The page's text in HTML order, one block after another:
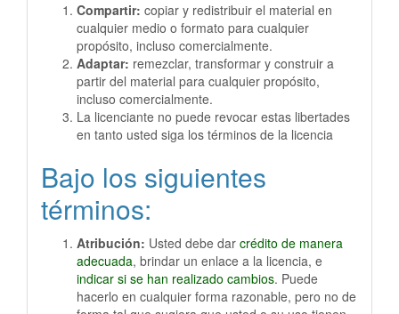
Compartir: copiar y redistribuir el material en
cualquier medio o formato para cualquier
propósito, incluso comercialmente.
Adaptar: remezclar, transformar y construir a
partir del material para cualquier propósito,
incluso comercialmente.
La licenciante no puede revocar estas libertades
en tanto usted siga los términos de la licencia
Bajo los siguientes
términos:
Atribución: Usted debe dar crédito de manera
adecuada, brindar un enlace a la licencia, e
indicar si se han realizado cambios. Puede
hacerlo en cualquier forma razonable, pero no de